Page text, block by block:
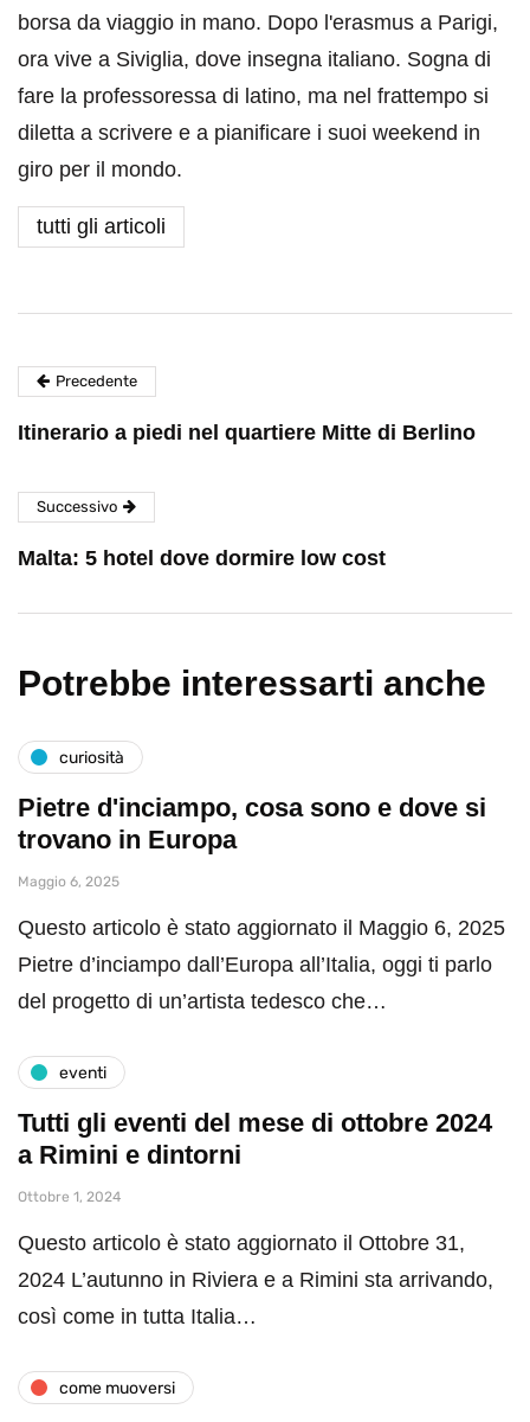
borsa da viaggio in mano. Dopo l'erasmus a Parigi,
ora vive a Siviglia, dove insegna italiano. Sogna di
fare la professoressa di latino, ma nel frattempo si
diletta a scrivere e a pianificare i suoi weekend in
giro per il mondo.
tutti gli articoli
Precedente
Itinerario a piedi nel quartiere Mitte di Berlino
Successivo
Malta: 5 hotel dove dormire low cost
Potrebbe interessarti anche
curiosità
Pietre d'inciampo, cosa sono e dove si
trovano in Europa
Maggio 6, 2025
Questo articolo è stato aggiornato il Maggio 6, 2025
Pietre d’inciampo dall’Europa all’Italia, oggi ti parlo
del progetto di un’artista tedesco che…
eventi
Tutti gli eventi del mese di ottobre 2024
a Rimini e dintorni
Ottobre 1, 2024
Questo articolo è stato aggiornato il Ottobre 31,
2024 L’autunno in Riviera e a Rimini sta arrivando,
così come in tutta Italia…
come muoversi